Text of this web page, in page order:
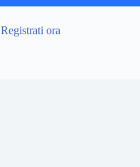
Registrati ora